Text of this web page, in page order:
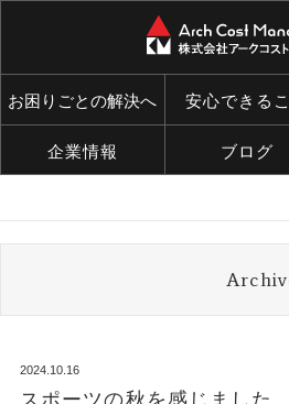
お困りごとの解決へ 安心できる
企業情報 ブログ
2024.10.16